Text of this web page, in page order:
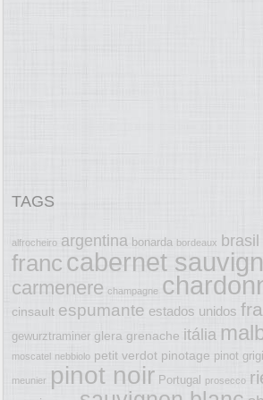
TAGS
alfrocheiro argentina bonarda bordeaux brasil
franc cabernet
carmenere champagne
cinsault espumante estados unidos
gewurztraminer glera grenache itália
moscatel nebbiolo petit verdot pinotage pinot
meunier pinot noir Portugal prosecco